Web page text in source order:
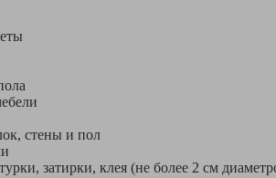
стены и пол
затирки, клея (не более 2 см